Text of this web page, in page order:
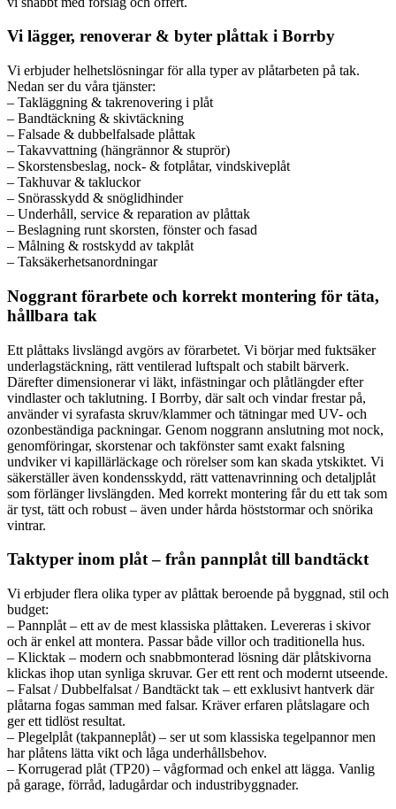
Vi lägger, renoverar & byter plåttak i Borrby
Vi erbjuder helhetslösningar för alla typer av plåtarbeten på tak.
Nedan ser du våra tjänster:
– Takläggning & takrenovering i plåt
– Bandtäckning & skivtäckning
– Falsade & dubbelfalsade plåttak
– Takavvattning (hängrännor & stuprör)
– Skorstensbeslag, nock- & fotplåtar, vindskiveplåt
– Takhuvar & takluckor
– Snörasskydd & snöglidhinder
– Underhåll, service & reparation av plåttak
– Beslagning runt skorsten, fönster och fasad
– Målning & rostskydd av takplåt
– Taksäkerhetsanordningar
Noggrant förarbete och korrekt montering för täta,
hållbara tak
Ett plåttaks livslängd avgörs av förarbetet. Vi börjar med fuktsäker
underlagstäckning, rätt ventilerad luftspalt och stabilt bärverk.
Därefter dimensionerar vi läkt, infästningar och plåtlängder efter
vindlaster och taklutning. I Borrby, där salt och vindar frestar på,
använder vi syrafasta skruv/klammer och tätningar med UV- och
ozonbeständiga packningar. Genom noggrann anslutning mot nock,
genomföringar, skorstenar och takfönster samt exakt falsning
undviker vi kapillärläckage och rörelser som kan skada ytskiktet. Vi
säkerställer även kondensskydd, rätt vattenavrinning och detaljplåt
som förlänger livslängden. Med korrekt montering får du ett tak som
är tyst, tätt och robust – även under hårda höststormar och snörika
vintrar.
Taktyper inom plåt – från pannplåt till bandtäckt
Vi erbjuder flera olika typer av plåttak beroende på byggnad, stil och
budget:
– Pannplåt – ett av de mest klassiska plåttaken. Levereras i skivor
och är enkel att montera. Passar både villor och traditionella hus.
– Klicktak – modern och snabbmonterad lösning där plåtskivorna
klickas ihop utan synliga skruvar. Ger ett rent och modernt utseende.
– Falsat / Dubbelfalsat / Bandtäckt tak – ett exklusivt hantverk där
plåtarna fogas samman med falsar. Kräver erfaren plåtslagare och
ger ett tidlöst resultat.
– Plegelplåt (takpanneplåt) – ser ut som klassiska tegelpannor men
har plåtens lätta vikt och låga underhållsbehov.
– Korrugerad plåt (TP20) – vågformad och enkel att lägga. Vanlig
på garage, förråd, ladugårdar och industribyggnader.